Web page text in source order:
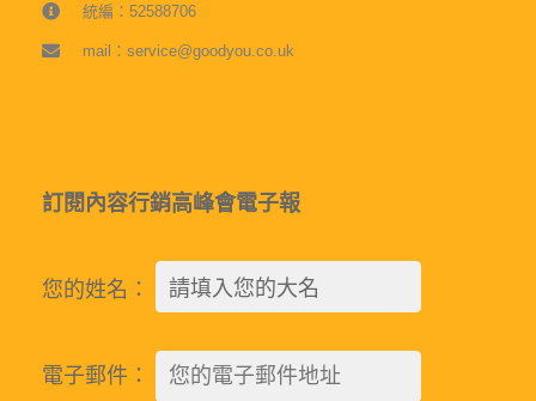
統編：52588706
mail：service@goodyou.co.uk
訂閱內容行銷高峰會電子報
您的姓名：
電子郵件：